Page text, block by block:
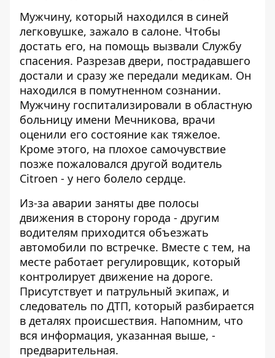
Мужчину, который находился в синей
легковушке, зажало в салоне. Чтобы
достать его, на помощь вызвали Службу
спасения. Разрезав двери, пострадавшего
достали и сразу же передали медикам. Он
находился в помутненном сознании.
Мужчину госпитализировали в областную
больницу имени Мечникова, врачи
оценили его состояние как тяжелое.
Кроме этого, на плохое самочувствие
позже пожаловался другой водитель
Citroen - у него болело сердце.
Из-за аварии заняты две полосы
движения в сторону города - другим
водителям приходится объезжать
автомобили по встречке. Вместе с тем, на
месте работает регулировщик, который
контролирует движение на дороге.
Присутствует и патрульный экипаж, и
следователь по ДТП, который разбирается
в деталях происшествия. Напомним, что
вся информация, указанная выше, -
предварительная.